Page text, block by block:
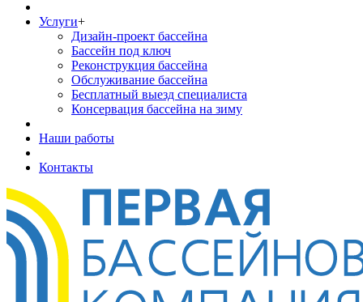
Услуги+
Дизайн-проект бассейна
Бассейн под ключ
Реконструкция бассейна
Обслуживание бассейна
Бесплатный выезд специалиста
Консервация бассейна на зиму
Наши работы
Контакты